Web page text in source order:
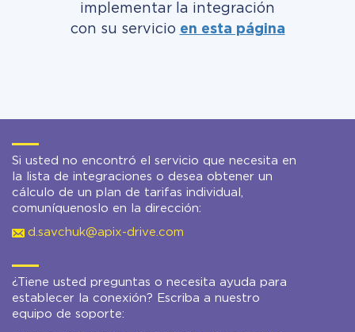
implementar la integración
con su servicio en esta página
Si usted no encontró el servicio que necesita en
la lista de integraciones o desea obtener un
cálculo de un plan de tarifas individual,
comuníquenoslo en la dirección:
d.savchuk@apix-drive.com
¿Tiene usted preguntas o necesita ayuda para
establecer la conexión? Escriba a nuestro
equipo de soporte: